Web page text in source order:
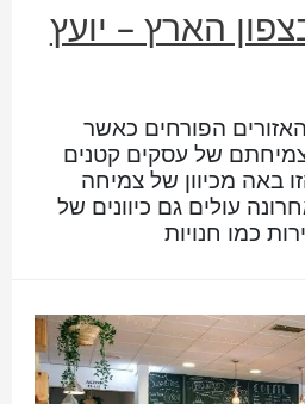
הארץ – יועץ
הפורחים כאשר
של עסקים קטנים
באה מכיוון של צמיחה
עולים גם כיוונים של
כמו חנויות